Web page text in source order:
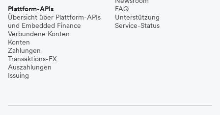
Plattform-APIs
Übersicht über Plattform-APIs
und Embedded Finance
Verbundene Konten
Konten
Zahlungen
Transaktions-FX
Auszahlungen
Issuing
FAQ
Unterstützung
Service-Status